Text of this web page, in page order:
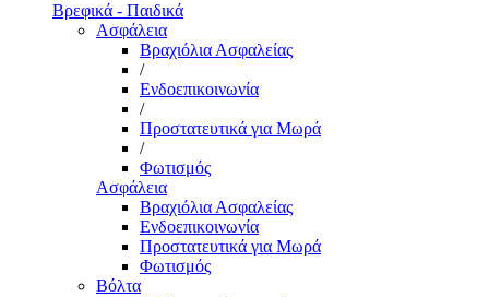
Βρεφικά - Παιδικά
Ασφάλεια
Βραχιόλια Ασφαλείας
/
Ενδοεπικοινωνία
/
Προστατευτικά για Μωρά
/
Φωτισμός
Ασφάλεια
Βραχιόλια Ασφαλείας
Ενδοεπικοινωνία
Προστατευτικά για Μωρά
Φωτισμός
Βόλτα